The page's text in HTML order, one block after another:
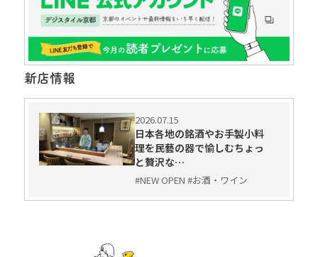
新店情報
2026.07.15
日本各地の銘酒やお手製小料
理を民藝の器で愉しむちょっ
と贅沢な…
#NEW OPEN #お酒・ワイン